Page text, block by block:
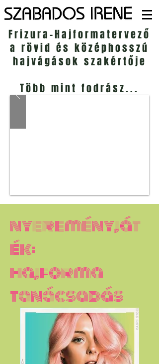
Frizura-Hajformatervező
a rövid és középhosszú
hajvágások szakértője
Több mint fodrász...
nyereményját
ék:
hajforma
tanácsadás